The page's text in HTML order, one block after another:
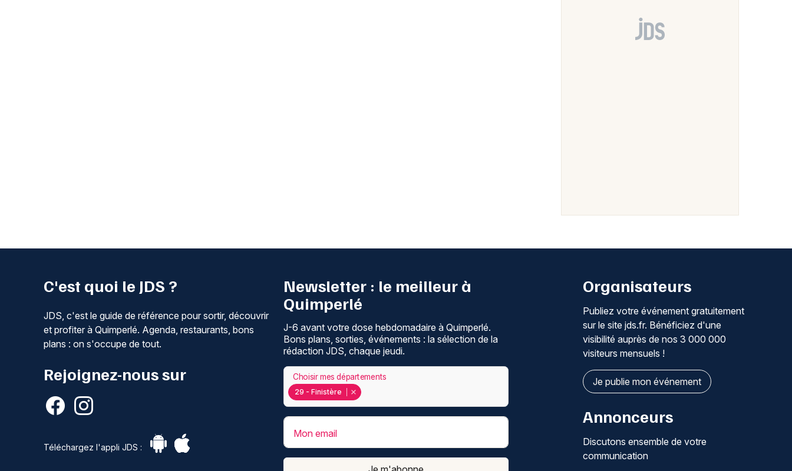
C'est quoi le JDS ?
JDS, c'est le guide de référence pour sortir, découvrir
et profiter à Quimperlé. Agenda, restaurants, bons
plans : on s'occupe de tout.
Rejoignez-nous sur
Téléchargez l'appli JDS :
Newsletter : le meilleur à
Quimperlé
J-6 avant votre dose hebdomadaire à Quimperlé.
Bons plans, sorties, événements : la sélection de la
rédaction JDS, chaque jeudi.
29 - Finistère
Choisir mes départements
Mon email
Organisateurs
Publiez votre événement gratuitement
sur le site jds.fr. Bénéficiez d'une
visibilité auprès de nos 3 000 000
visiteurs mensuels !
Je publie mon événement
Annonceurs
Discutons ensemble de votre
communication